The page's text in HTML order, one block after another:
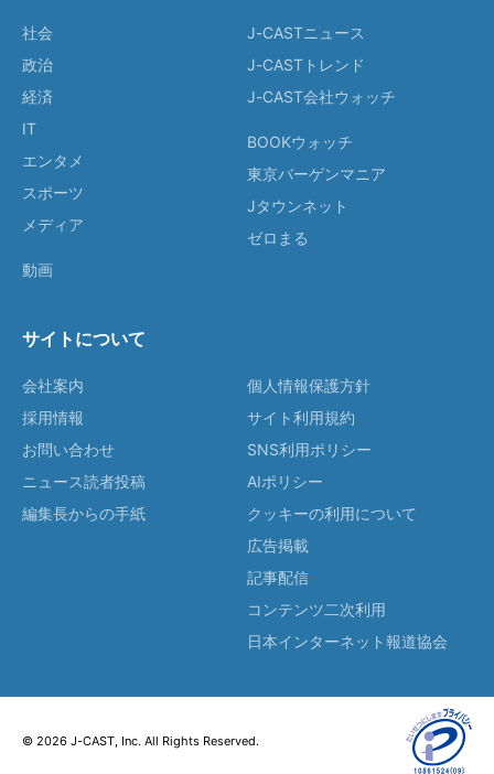
社会
政治
経済
IT
エンタメ
スポーツ
メディア
動画
J-CASTニュース
J-CASTトレンド
J-CAST会社ウォッチ
BOOKウォッチ
東京バーゲンマニア
Jタウンネット
ゼロまる
サイトについて
会社案内
採用情報
お問い合わせ
ニュース読者投稿
編集長からの手紙
個人情報保護方針
サイト利用規約
SNS利用ポリシー
AIポリシー
クッキーの利用について
広告掲載
記事配信
コンテンツ二次利用
日本インターネット報道協会
© 2026 J-CAST, Inc. All Rights Reserved.